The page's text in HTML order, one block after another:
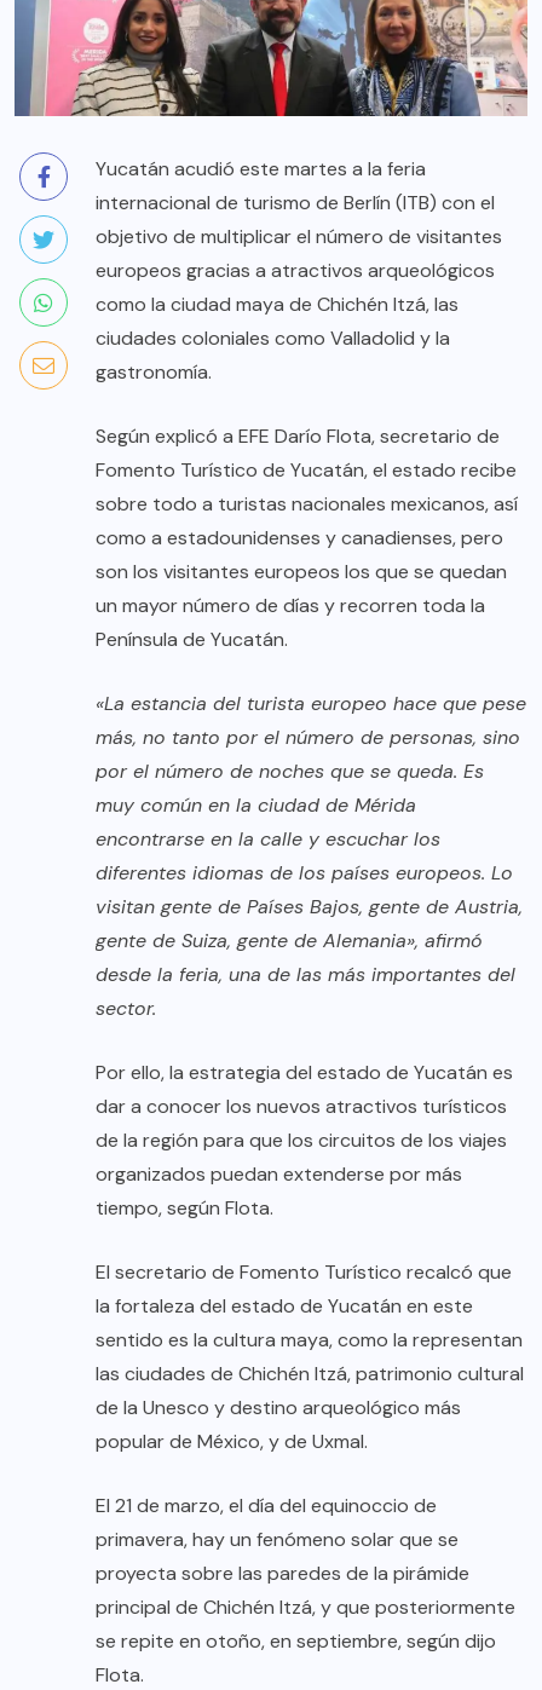
Yucatán acudió este martes a la feria
internacional de turismo de Berlín (ITB) con el
objetivo de multiplicar el número de visitantes
europeos gracias a atractivos arqueológicos
como la ciudad maya de Chichén Itzá, las
ciudades coloniales como Valladolid y la
gastronomía.
Según explicó a EFE Darío Flota, secretario de
Fomento Turístico de Yucatán, el estado recibe
sobre todo a turistas nacionales mexicanos, así
como a estadounidenses y canadienses, pero
son los visitantes europeos los que se quedan
un mayor número de días y recorren toda la
Península de Yucatán.
«La estancia del turista europeo hace que pese
más, no tanto por el número de personas, sino
por el número de noches que se queda. Es
muy común en la ciudad de Mérida
encontrarse en la calle y escuchar los
diferentes idiomas de los países europeos. Lo
visitan gente de Países Bajos, gente de Austria,
gente de Suiza, gente de Alemania», afirmó
desde la feria, una de las más importantes del
sector.
Por ello, la estrategia del estado de Yucatán es
dar a conocer los nuevos atractivos turísticos
de la región para que los circuitos de los viajes
organizados puedan extenderse por más
tiempo, según Flota.
El secretario de Fomento Turístico recalcó que
la fortaleza del estado de Yucatán en este
sentido es la cultura maya, como la representan
las ciudades de Chichén Itzá, patrimonio cultural
de la Unesco y destino arqueológico más
popular de México, y de Uxmal.
El 21 de marzo, el día del equinoccio de
primavera, hay un fenómeno solar que se
proyecta sobre las paredes de la pirámide
principal de Chichén Itzá, y que posteriormente
se repite en otoño, en septiembre, según dijo
Flota.